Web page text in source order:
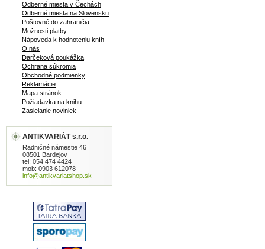
Odberné miesta v Čechách
Odberné miesta na Slovensku
Poštovné do zahraničia
Možnosti platby
Nápoveda k hodnoteniu kníh
O nás
Darčeková poukážka
Ochrana súkromia
Obchodné podmienky
Reklamácie
Mapa stránok
Požiadavka na knihu
Zasielanie noviniek
ANTIKVARIÁT s.r.o.
Radničné námestie 46
08501 Bardejov
tel: 054 474 4424
mob: 0903 612078
info@antikvariatshop.sk